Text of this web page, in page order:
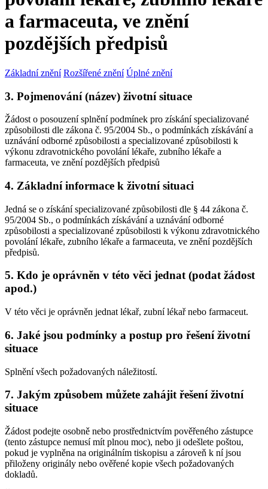
a farmaceuta, ve znění
pozdějších předpisů
Základní znění Rozšířené znění Úplné znění
3. Pojmenování (název) životní situace
Žádost o posouzení splnění podmínek pro získání specializované
způsobilosti dle zákona č. 95/2004 Sb., o podmínkách získávání a
uznávání odborné způsobilosti a specializované způsobilosti k
výkonu zdravotnického povolání lékaře, zubního lékaře a
farmaceuta, ve znění pozdějších předpisů
4. Základní informace k životní situaci
Jedná se o získání specializované způsobilosti dle § 44 zákona č.
95/2004 Sb., o podmínkách získávání a uznávání odborné
způsobilosti a specializované způsobilosti k výkonu zdravotnického
povolání lékaře, zubního lékaře a farmaceuta, ve znění pozdějších
předpisů.
5. Kdo je oprávněn v této věci jednat (podat žádost
apod.)
V této věci je oprávněn jednat lékař, zubní lékař nebo farmaceut.
6. Jaké jsou podmínky a postup pro řešení životní
situace
Splnění všech požadovaných náležitostí.
7. Jakým způsobem můžete zahájit řešení životní
situace
Žádost podejte osobně nebo prostřednictvím pověřeného zástupce
(tento zástupce nemusí mít plnou moc), nebo ji odešlete poštou,
pokud je vyplněna na originálním tiskopisu a zároveň k ní jsou
přiloženy originály nebo ověřené kopie všech požadovaných
dokladů.